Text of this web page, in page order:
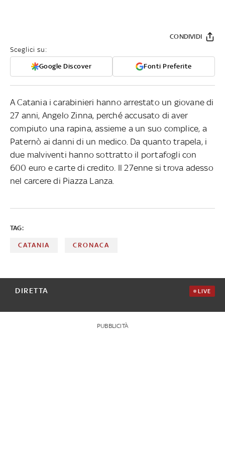
Sceglici su:
Google Discover Fonti Preferite
CONDIVIDI
A Catania i carabinieri hanno arrestato un giovane di
27 anni, Angelo Zinna, perché accusato di aver
compiuto una rapina, assieme a un suo complice, a
Paternò ai danni di un medico. Da quanto trapela, i
due malviventi hanno sottratto il portafogli con
600 euro e carte di credito. Il 27enne si trova adesso
nel carcere di Piazza Lanza.
TAG:
CATANIA CRONACA
DIRETTA LIVE
PUBBLICITÀ